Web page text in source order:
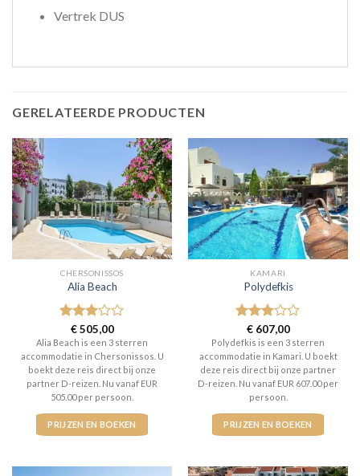
Vertrek DUS
GERELATEERDE PRODUCTEN
CHERSONISSOS
Alia Beach
Gewaardeerd
3uit 5
€505,00
Alia Beach is een 3 sterren
accommodatie in Chersonissos. U
boekt deze reis direct bij onze
partner D-reizen. Nu vanaf EUR
505.00 per persoon.
PRIJZEN EN BOEKEN
KAMARI
Polydefkis
Gewaardeerd
3uit 5
€607,00
Polydefkis is een 3 sterren
accommodatie in Kamari. U boekt
deze reis direct bij onze partner
D-reizen. Nu vanaf EUR 607.00 per
persoon.
PRIJZEN EN BOEKEN